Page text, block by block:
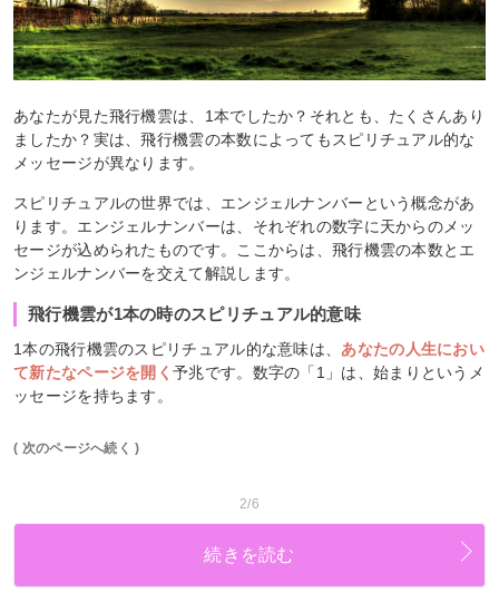
あなたが見た飛行機雲は、1本でしたか？それとも、たくさんあり
ましたか？実は、飛行機雲の本数によってもスピリチュアル的な
メッセージが異なります。
スピリチュアルの世界では、エンジェルナンバーという概念があ
ります。エンジェルナンバーは、それぞれの数字に天からのメッ
セージが込められたものです。ここからは、飛行機雲の本数とエ
ンジェルナンバーを交えて解説します。
飛行機雲が1本の時のスピリチュアル的意味
1本の飛行機雲のスピリチュアル的な意味は、あなたの人生におい
て新たなページを開く 予兆です。数字の「1」は、始まりというメ
ッセージを持ちます。
( 次のページへ続く )
2/6
続きを読む